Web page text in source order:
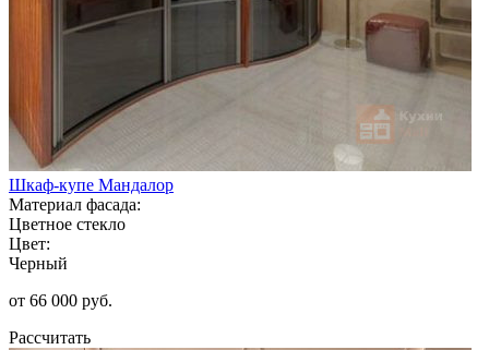
Шкаф-купе Мандалор
Материал фасада:
Цветное стекло
Цвет:
Черный
от 66 000 руб.
Рассчитать